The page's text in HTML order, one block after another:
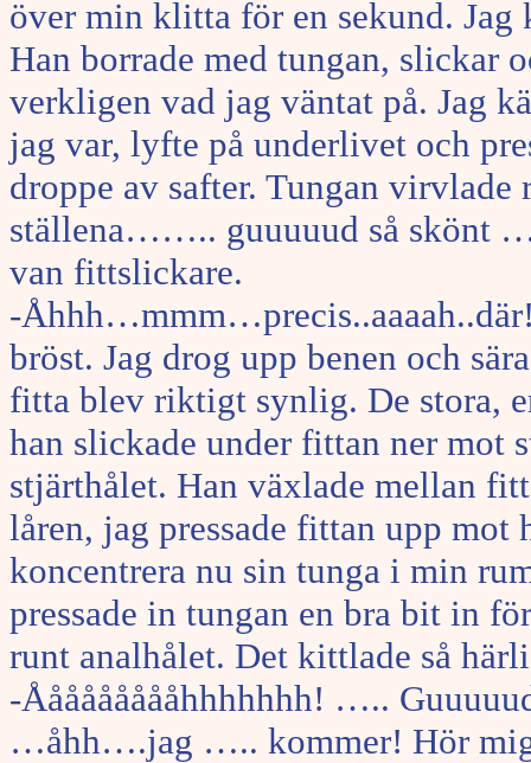
över min klitta för en sekund.
Han borrade med tungan, slickar
verkligen vad jag väntat på. Jag
jag var, lyfte på underlivet och
droppe av safter. Tungan
ställena…….. guuuuud så skönt
van fittslickare.
-Åhhh…mmm…precis..aaaah..där!
bröst. Jag drog upp benen och
fitta blev riktigt synlig. De stora,
han slickade under fittan ner mot
stjärthålet. Han växlade mellan
låren, jag pressade fittan upp
koncentrera nu sin tunga i min
pressade in tungan en bra bit in
runt analhålet. Det kittlade så
-Åååååååååhhhhhhh! …..
…åhh….jag ….. kommer! Hör